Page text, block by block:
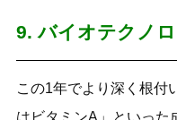
9. バイオテクノ
この1年でより深く根付
はビタミンA」といった